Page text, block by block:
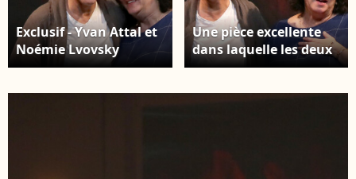
Exclusif - Yvan Attal et
Noémie Lvovsky
saluent le public -
Une pièce excellente
dans laquelle les deux
amis, qui ont déjà
Exclusif - Yvan Attal et